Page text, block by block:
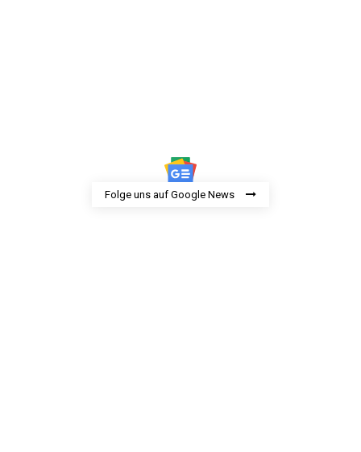
Folge uns auf Google News